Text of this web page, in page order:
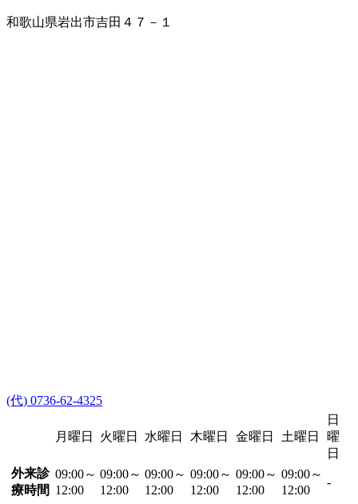
和歌山県岩出市吉田４７－１
(代) 0736-62-4325
月曜日 火曜日 水曜日 木曜日 金曜日 土曜日
日
曜
日
外来診
療時間
09:00～
12:00
09:00～
12:00
09:00～
12:00
09:00～
12:00
09:00～
12:00
09:00～
12:00
-